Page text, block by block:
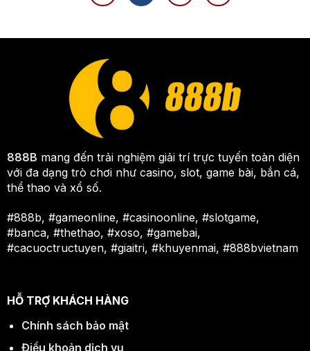
888B mang đến trải nghiệm giải trí trực tuyến toàn diện
với đa dạng trò chơi như casino, slot, game bài, bắn cá,
thể thao và xổ số.
#888b, #gameonline, #casinoonline, #slotgame,
#banca, #thethao, #xoso, #gamebai,
#cacuoctructuyen, #giaitri, #khuyenmai, #888bvietnam
HỖ TRỢ KHÁCH HÀNG
Chính sách bảo mật
Điều khoản dịch vụ